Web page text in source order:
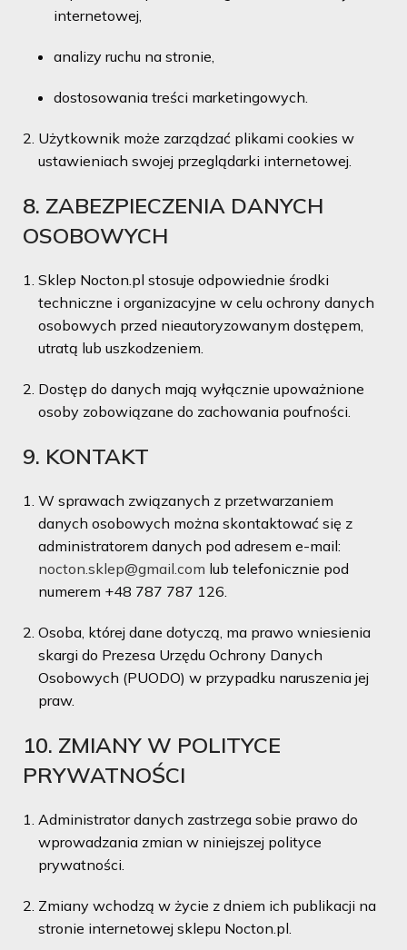
internetowej,
analizy ruchu na stronie,
dostosowania treści marketingowych.
Użytkownik może zarządzać plikami cookies w
ustawieniach swojej przeglądarki internetowej.
8. ZABEZPIECZENIA DANYCH
OSOBOWYCH
Sklep Nocton.pl stosuje odpowiednie środki
techniczne i organizacyjne w celu ochrony danych
osobowych przed nieautoryzowanym dostępem,
utratą lub uszkodzeniem.
Dostęp do danych mają wyłącznie upoważnione
osoby zobowiązane do zachowania poufności.
9. KONTAKT
W sprawach związanych z przetwarzaniem
danych osobowych można skontaktować się z
administratorem danych pod adresem e-mail:
nocton.sklep@gmail.com lub telefonicznie pod
numerem +48 787 787 126.
Osoba, której dane dotyczą, ma prawo wniesienia
skargi do Prezesa Urzędu Ochrony Danych
Osobowych (PUODO) w przypadku naruszenia jej
praw.
10. ZMIANY W POLITYCE
PRYWATNOŚCI
Administrator danych zastrzega sobie prawo do
wprowadzania zmian w niniejszej polityce
prywatności.
Zmiany wchodzą w życie z dniem ich publikacji na
stronie internetowej sklepu Nocton.pl.